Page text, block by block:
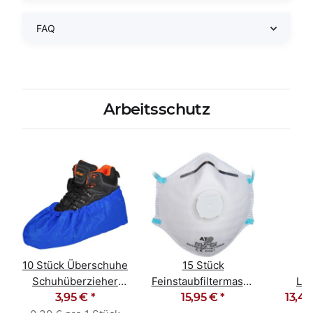
FAQ
Arbeitsschutz
10 Stück Überschuhe
Schuhüberzieher
Überziehschuhe blau
3,95 € *
15 Stück
Feinstaubfiltermaske
Staubmaske FFP2
15,95 €*